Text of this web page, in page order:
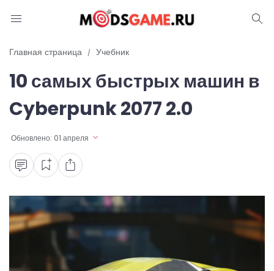
Блог
Читы и коды
Промокоды
Ошибки
Руководства
Roblox
Главная страница Учебник
10 самых быстрых машин в
Cyberpunk 2077 2.0
Обновлено: 01 апреля